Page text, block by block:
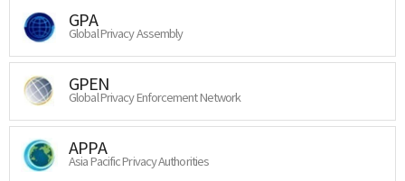
GPA
Global Privacy Assembly
GPEN
Global Privacy Enforcement Network
APPA
Asia Pacific Privacy Authorities